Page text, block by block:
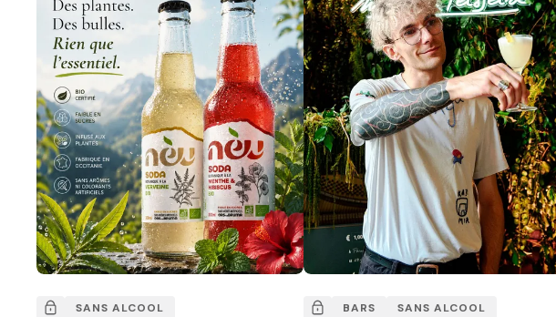
SANS ALCOOL BARS SANS ALCOOL